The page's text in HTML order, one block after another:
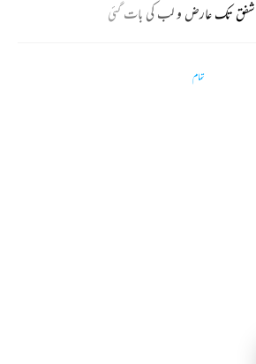
تک عارض و لب کی بات گئی
تمام